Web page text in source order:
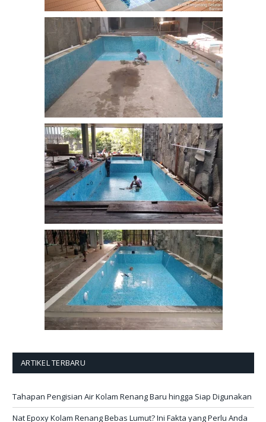
ARTIKEL TERBARU
Tahapan Pengisian Air Kolam Renang Baru hingga Siap Digunakan
Nat Epoxy Kolam Renang Bebas Lumut? Ini Fakta yang Perlu Anda